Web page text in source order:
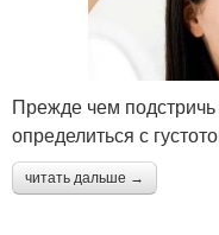
Прежде чем
определиться с
читать дальше →